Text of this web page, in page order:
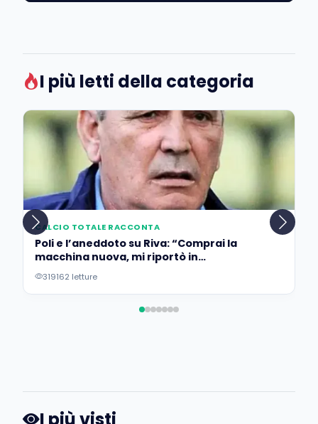
I più letti della categoria
CALCIO TOTALE RACCONTA
Poli e l’aneddoto su Riva: “Comprai la
macchina nuova, mi riportò in
concessionaria per lasciarla…”
319162 letture
I più visti